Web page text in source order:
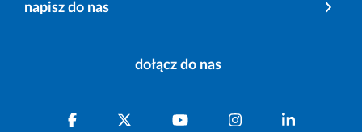
napisz do nas
dołącz do nas